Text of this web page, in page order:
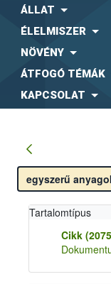
ÁLLAT
ÉLELMISZER
NÖVÉNY
ÁTFOGÓ TÉMÁK
KAPCSOLAT
Tartalomtípus
Cikk